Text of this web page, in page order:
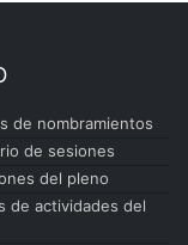
de nombramientos
de sesiones
del pleno
de actividades del